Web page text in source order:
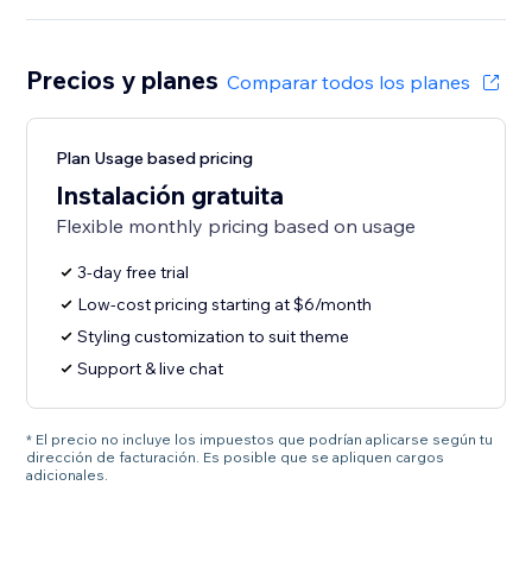
Precios y planes Comparar todos los planes
Plan Usage based pricing
Instalación gratuita
Flexible monthly pricing based on usage
3-day free trial
Low-cost pricing starting at $6/month
Styling customization to suit theme
Support & live chat
* El precio no incluye los impuestos que podrían aplicarse según tu
dirección de facturación. Es posible que se apliquen cargos
adicionales.